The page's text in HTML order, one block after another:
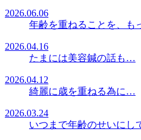
2026.06.06
年齢を重ねることを、も
2026.04.16
たまには美容鍼の話も…
2026.04.12
綺麗に歳を重ねる為に…
2026.03.24
いつまで年齢のせいにし